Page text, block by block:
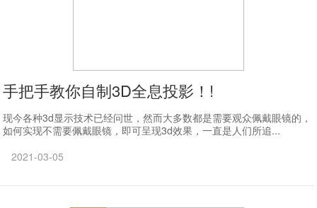
手把手教你自制3D全息投影！!
现今各种3d显示技术已经问世，然而大多数都是需要观众佩戴眼镜的，
如何实现不需要佩戴眼镜，即可呈现3d效果，一直是人们所追...
2021-03-05